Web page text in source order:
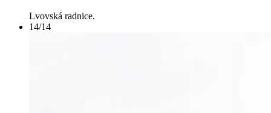
Lvovská radnice.
14/14